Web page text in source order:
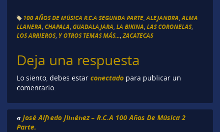
100 AÑOS DE MÚSICA R.C.A SEGUNDA PARTE,ALEJANDRA,ALMA
LLANERA, CHAPALA, GUADALAJARA, LA BIKINA, LAS CORONELAS,
LOS ARRIEROS, Y OTROS TEMAS MÁS...,ZACATECAS
Deja una respuesta
Lo siento, debes estar conectadopara publicar un
comentario.
« José Alfredo Jiménez – R.C.A 100 Años De Música 2
Parte.